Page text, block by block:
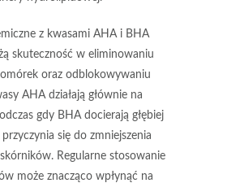
z kwasami AHA i BHA
skuteczność w eliminowaniu
oraz odblokowywaniu
AHAdziałają głównie na
gdy BHAdocierają głębiej
się do zmniejszenia
Regularne stosowanie
może znacząco wpłynąć na